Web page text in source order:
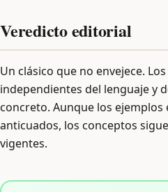
Veredicto editorial
Un clásico que no envejece.
independientes del lenguaje y
concreto. Aunque los ejemplos
anticuados, los conceptos
vigentes.